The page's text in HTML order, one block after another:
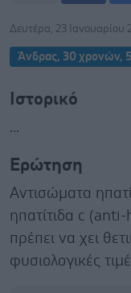
Δευτέρα, 23 Ιανουαρίου
Άνδρας, 30 χρονών,
Ιστορικό
...
Ερώτηση
Αντισώματα
ηπατίτιδα c (anti-
πρέπει να χει
φυσιολογικές